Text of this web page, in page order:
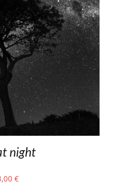
night
€